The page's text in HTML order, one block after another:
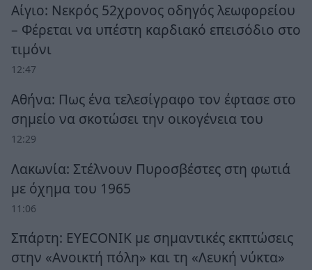
Αίγιο: Νεκρός 52χρονος οδηγός λεωφορείου
– Φέρεται να υπέστη καρδιακό επεισόδιο στο
τιμόνι
12:47
Αθήνα: Πως ένα τελεσίγραφο τον έφτασε στο
σημείο να σκοτώσει την οικογένεια του
12:29
Λακωνία: Στέλνουν Πυροσβέστες στη φωτιά
με όχημα του 1965
11:06
Σπάρτη: EYECONIK με σημαντικές εκπτώσεις
στην «Ανοικτή πόλη» και τη «Λευκή νύκτα»